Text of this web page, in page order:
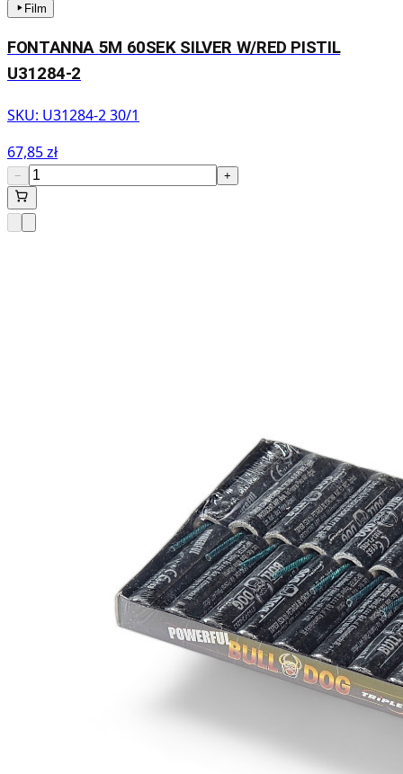
Film
FONTANNA 5M 60SEK SILVER W/RED PISTIL
U31284-2
SKU: U31284-2 30/1
67,85 zł
− +